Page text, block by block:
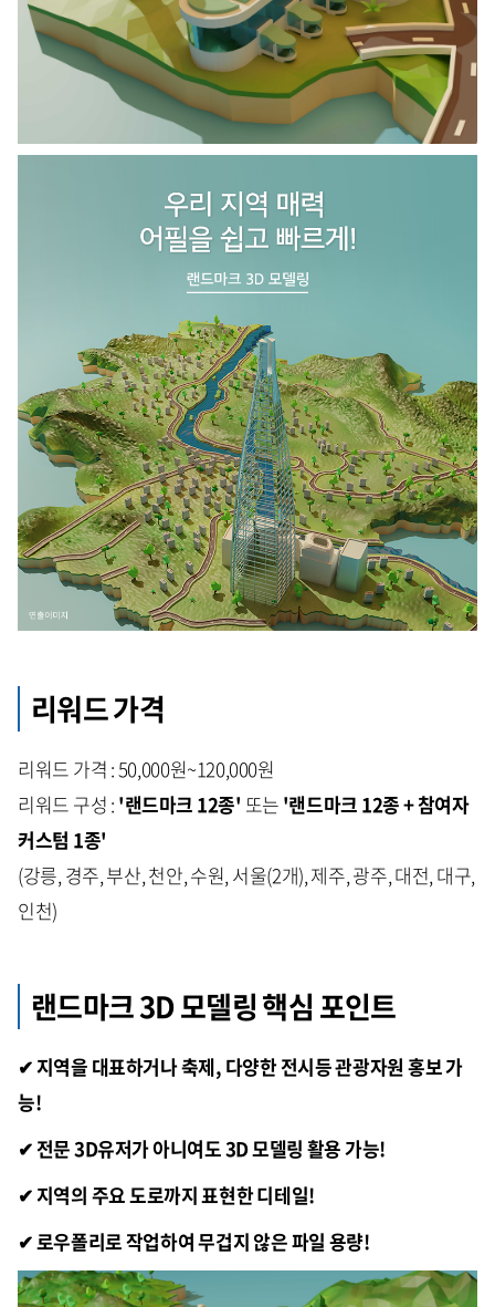
리워드 가격
리워드 가격 : 50,000원~120,000원
리워드 구성 : '랜드마크 12종' 또는 '랜드마크 12종 + 참여자
커스텀 1종'
(강릉, 경주, 부산, 천안, 수원, 서울(2개), 제주, 광주, 대전, 대구,
인천)
랜드마크 3D 모델링 핵심 포인트
✔ 지역을 대표하거나 축제, 다양한 전시등 관광자원 홍보 가
능!
✔ 전문 3D유저가 아니여도 3D 모델링 활용 가능!
✔ 지역의 주요 도로까지 표현한 디테일!
✔ 로우폴리로 작업하여 무겁지 않은 파일 용량!